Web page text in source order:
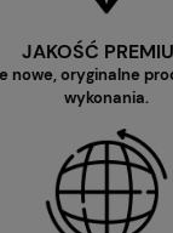
JAKOŚĆ
nowe, oryginalne
wykonania.